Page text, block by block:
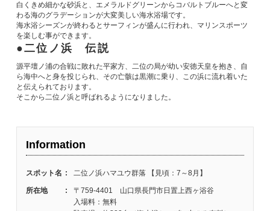
白くきめ細かな砂浜と、エメラルドグリーンからコバルトブルーへと変
わる海のグラデーションが大変美しい海水浴場です。
海水浴シーズンが終わるとサーフィンが盛んに行われ、マリンスポーツ
を楽しむ事ができます。
二位ノ浜 伝説
源平壇ノ浦の合戦に敗れた平家方、二位の局が幼い安徳天皇を抱き、自
ら海中へと身を投じられ、その亡骸は黒潮に乗り、この浜に流れ着いた
と伝えられております。
そこから二位ノ浜と呼ばれるようになりました。
Information
スポット名 : 二位ノ浜ハマユウ群落 【見頃：7～8月】
所在地 :
〒759-4401 山口県長門市日置上西ヶ浴谷
入場料：無料